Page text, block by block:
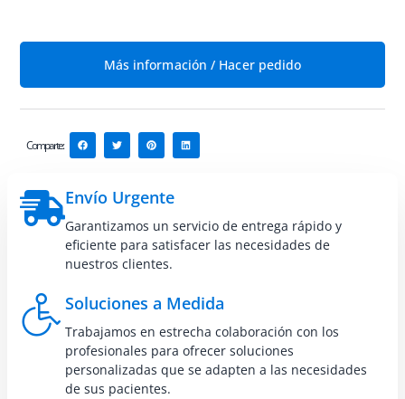
Más información / Hacer pedido
Comparte:
Envío Urgente
Garantizamos un servicio de entrega rápido y
eficiente para satisfacer las necesidades de
nuestros clientes.
Soluciones a Medida
Trabajamos en estrecha colaboración con los
profesionales para ofrecer soluciones
personalizadas que se adapten a las necesidades
de sus pacientes.